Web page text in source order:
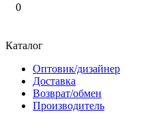
0
Каталог
Оптовик/дизайнер
Доставка
Возврат/обмен
Производитель